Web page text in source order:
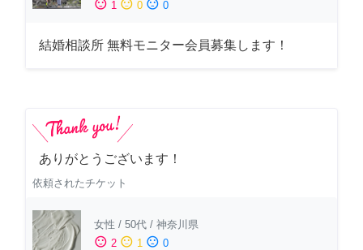
sentiment_satisfied 1 sentiment_neutral 0 sentiment_dissatisfied 0
結婚相談所 無料モニター会員募集します！
ありがとうございます！
依頼されたチケット
女性 / 50代 / 神奈川県
sentiment_satisfied 2 sentiment_neutral 1 sentiment_dissatisfied 0